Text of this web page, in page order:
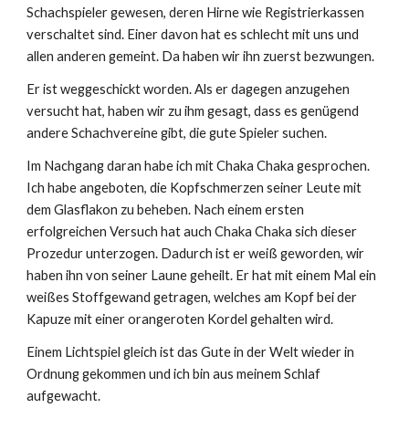
Schachspieler gewesen, deren Hirne wie Registrierkassen
verschaltet sind. Einer davon hat es schlecht mit uns und
allen anderen gemeint. Da haben wir ihn zuerst bezwungen.
Er ist weggeschickt worden. Als er dagegen anzugehen
versucht hat, haben wir zu ihm gesagt, dass es genügend
andere Schachvereine gibt, die gute Spieler suchen.
Im Nachgang daran habe ich mit Chaka Chaka gesprochen.
Ich habe angeboten, die Kopfschmerzen seiner Leute mit
dem Glasflakon zu beheben. Nach einem ersten
erfolgreichen Versuch hat auch Chaka Chaka sich dieser
Prozedur unterzogen. Dadurch ist er weiß geworden, wir
haben ihn von seiner Laune geheilt. Er hat mit einem Mal ein
weißes Stoffgewand getragen, welches am Kopf bei der
Kapuze mit einer orangeroten Kordel gehalten wird.
Einem Lichtspiel gleich ist das Gute in der Welt wieder in
Ordnung gekommen und ich bin aus meinem Schlaf
aufgewacht.